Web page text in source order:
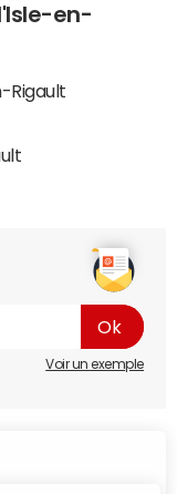
en-
Rigault
Voir un exemple